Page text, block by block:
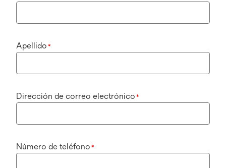
Apellido *
Dirección de correo electrónico *
Número de teléfono *